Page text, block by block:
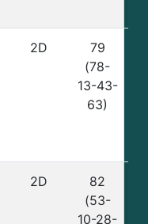
2D
79
(78-
13-43-
63)
2D
82
(53-
10-28-